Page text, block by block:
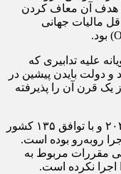
هدف آن معاف کردن
مالیات جهانی
علیه تدابیری که
و دولت بایدن پیشین در
یک قرن آن را پذیرفته
رژیم مالیاتی تاریخی OECD که در سال ۲۰۲۱ و با توافق ۱۳۵ کشور
روبه‌رو بوده است.
مقررات مربوط به
نکرده است.